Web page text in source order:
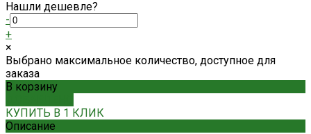
Нашли дешевле?
-
+
×
Выбрано максимальное количество, доступное для
заказа
В корзину
КУПИТЬ В 1 КЛИК
Описание